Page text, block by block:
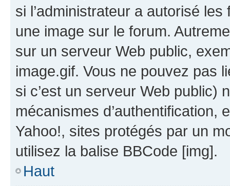
si l’administrateur a autorisé
une image sur le forum.
sur un serveur Web public,
image.gif. Vous ne pouvez pas
si c’est un serveur Web public)
mécanismes d’authentification,
Yahoo!, sites protégés par un
utilisez la balise BBCode [img].
Haut